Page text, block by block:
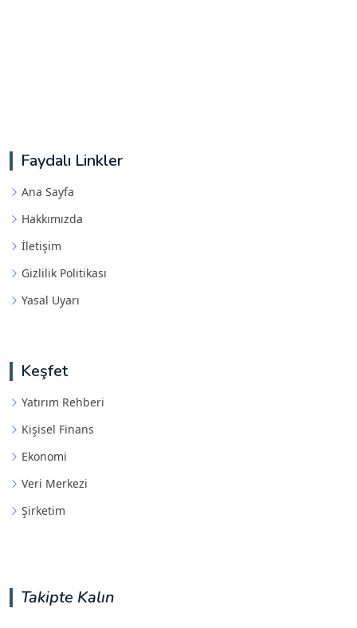
Faydalı Linkler
Ana Sayfa
Hakkımızda
İletişim
Gizlilik Politikası
Yasal Uyarı
Keşfet
Yatırım Rehberi
Kişisel Finans
Ekonomi
Veri Merkezi
Şirketim
Takipte Kalın